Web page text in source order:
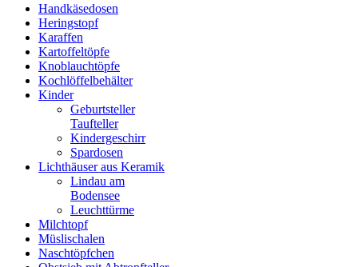
Handkäsedosen
Heringstopf
Karaffen
Kartoffeltöpfe
Knoblauchtöpfe
Kochlöffelbehälter
Kinder
Geburtsteller
Taufteller
Kindergeschirr
Spardosen
Lichthäuser aus Keramik
Lindau am
Bodensee
Leuchttürme
Milchtopf
Müslischalen
Naschtöpfchen